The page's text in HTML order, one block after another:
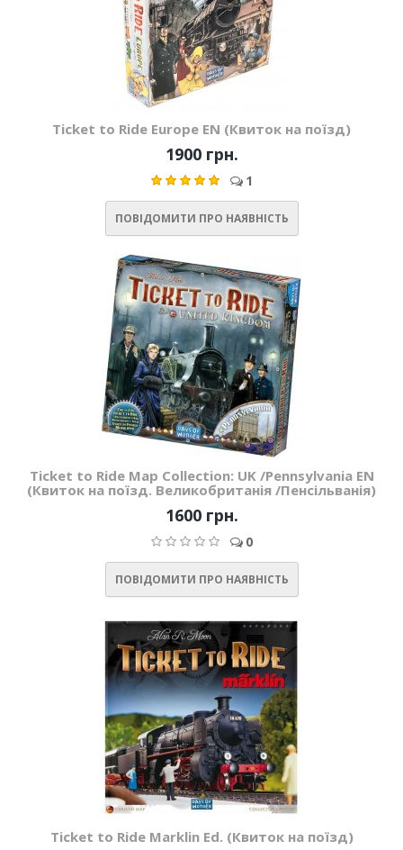
Ticket to Ride Europe EN (Квиток на поїзд)
1900 грн.
1
ПОВІДОМИТИ ПРО НАЯВНІСТЬ
Ticket to Ride Map Collection: UK /Pennsylvania EN
(Квиток на поїзд. Великобританія /Пенсільванія)
1600 грн.
0
ПОВІДОМИТИ ПРО НАЯВНІСТЬ
Ticket to Ride Marklin Ed. (Квиток на поїзд)